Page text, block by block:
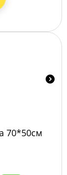
70*50см